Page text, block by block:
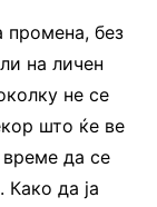
промена, без
на личен
не се
што ќе ве
да се
да ја